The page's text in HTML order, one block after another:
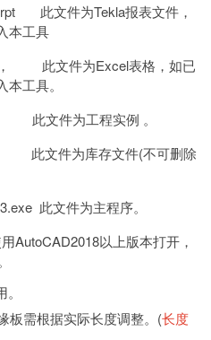
此文件为Tekla报表文件，
本工具
， 此文件为Excel表格，如已
工具。
件为工程实例 。
为库存文件(不可删除
此文件为主程序。
AutoCAD2018以上版本打开，
板需根据实际长度调整。(长度